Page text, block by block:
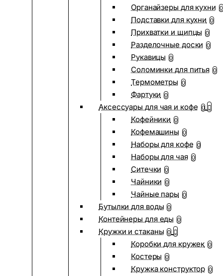
Органайзеры для кухни 0
Подставки для кухни 0
Прихватки и щипцы 0
Разделочные доски 0
Рукавицы 0
Соломинки для питья 0
Термометры 0
Фартуки 0
Аксессуары для чая и кофе 0
Кофейники 0
Кофемашины 0
Наборы для кофе 0
Наборы для чая 0
Ситечки 0
Чайники 0
Чайные пары 0
Бутылки для воды 0
Контейнеры для еды 0
Кружки и стаканы 0
Коробки для кружек 0
Костеры 0
Кружка конструктор 0